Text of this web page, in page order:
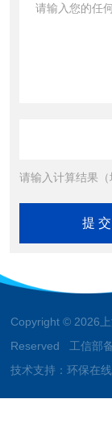
请输入计算结果
Copyright © 2026
Reserved 工信部
技术支持：环保在线